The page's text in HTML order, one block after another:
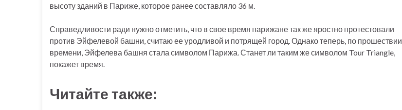
высоту зданий в Париже, которое ранее составляло 36 м.
Справедливости ради нужно отметить, что в свое время парижане так же яростно протестовали
против Эйфелевой башни, считаю ее уродливой и потрящей город. Однако теперь, по прошествии
времени, Эйфелева башня стала символом Парижа. Станет ли таким же символом Tour Triangle,
покажет время.
Читайте также: